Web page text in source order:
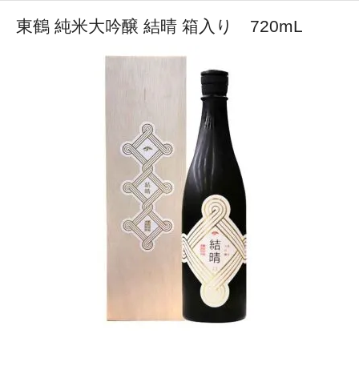
東鶴 純米大吟醸 結晴 箱入り 720mL